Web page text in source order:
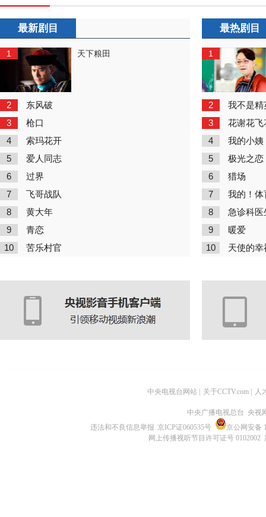
最新剧目
1 天下粮田
2 东风破
3 枪口
4 索玛花开
5 爱人同志
6 过界
7 飞哥战队
8 黄大年
9 青恋
10 苦乐村官
最热剧目
1
2 我不是精
3 花谢花飞
4 我的小姨
5 极光之恋
6 猎场
7 我的！体
8 急诊科医
9 暖爱
10 天使的幸
中央电视台网站 关于CCTV.com 人
中央广播电视总台 央视
违法和不良信息举报 京ICP证060535号
京公网安备
网上传播视听节目许可证号 0102002